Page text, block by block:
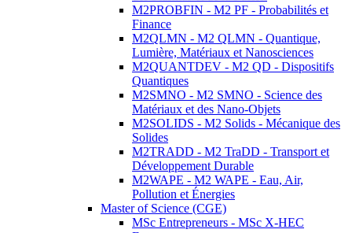
M2PROBFIN - M2 PF - Probabilités et
Finance
M2QLMN - M2 QLMN - Quantique,
Lumière, Matériaux et Nanosciences
M2QUANTDEV - M2 QD - Dispositifs
Quantiques
M2SMNO - M2 SMNO - Science des
Matériaux et des Nano-Objets
M2SOLIDS - M2 Solids - Mécanique des
Solides
M2TRADD - M2 TraDD - Transport et
Développement Durable
M2WAPE - M2 WAPE - Eau, Air,
Pollution et Énergies
Master of Science (CGE)
MSc Entrepreneurs - MSc X-HEC